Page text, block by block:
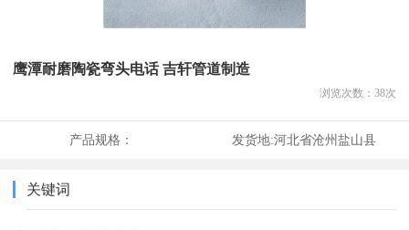
鹰潭耐磨陶瓷弯头电话 吉轩管道制造
浏览次数： 38次
产品规格： 发货地:河北省沧州盐山县
关键词